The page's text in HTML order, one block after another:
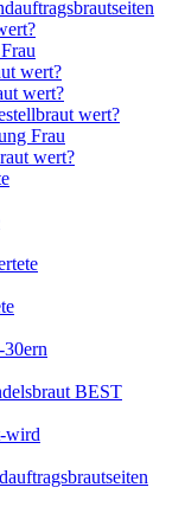
wert?
wert?
wert?
Frau
wert?
BEST
wird